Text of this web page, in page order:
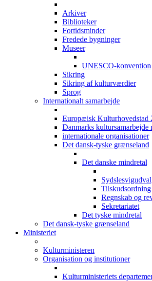
Arkiver
Biblioteker
Fortidsminder
Fredede bygninger
Museer
UNESCO-konvention
Sikring
Sikring af kulturværdier
Sprog
Internationalt samarbejde
Europæisk Kulturhovedstad
Danmarks kultursamarbejde
internationale organisationer
Det dansk-tyske grænseland
Det danske mindretal
Tilskudsordning
Regnskab og
Sekretariatet
Det tyske mindretal
Det dansk-tyske grænseland
Ministeriet
Kulturministeren
Organisation og institutioner
Kulturministeriets